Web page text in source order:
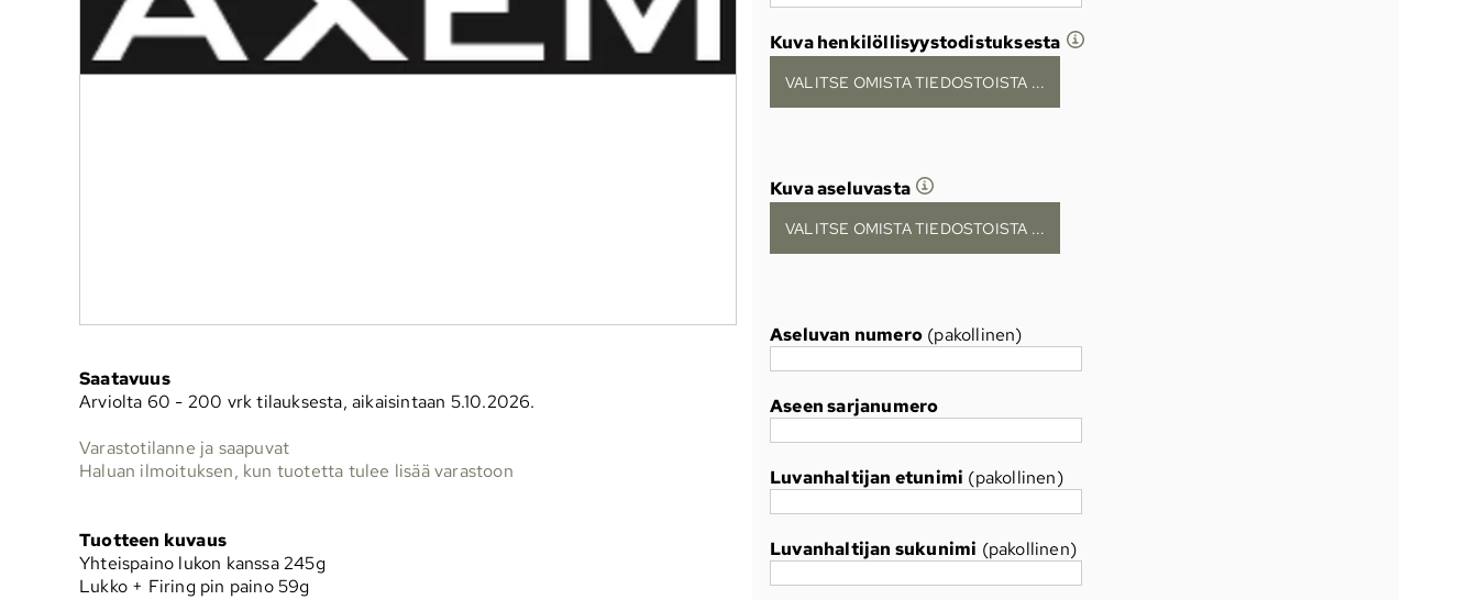
Kuva henkilöllisyystodistuksesta
VALITSE OMISTA TIEDOSTOISTA ...
Kuva aseluvasta
VALITSE OMISTA TIEDOSTOISTA ...
Aseluvan numero (pakollinen)
Aseen sarjanumero
Luvanhaltijan etunimi (pakollinen)
Luvanhaltijan sukunimi (pakollinen)
Saatavuus
Arviolta 60 - 200 vrk tilauksesta, aikaisintaan 5.10.2026.
Varastotilanne ja saapuvat
Haluan ilmoituksen, kun tuotetta tulee lisää varastoon
Tuotteen kuvaus
Yhteispaino lukon kanssa 245g
Lukko + Firing pin paino 59g